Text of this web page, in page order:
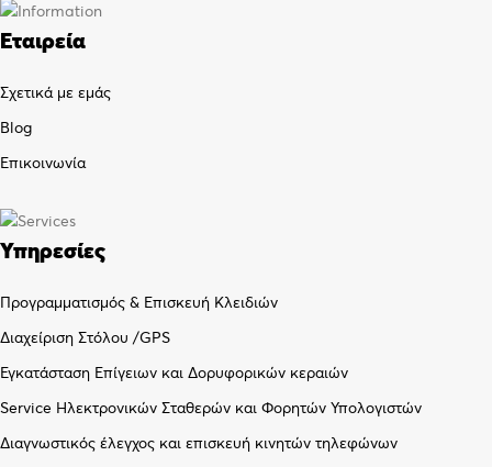
Εταιρεία
Σχετικά με εμάς
Blog
Επικοινωνία
Υπηρεσίες
Προγραμματισμός & Επισκευή Κλειδιών
Διαχείριση Στόλου /GPS
Εγκατάσταση Επίγειων και Δορυφορικών κεραιών
Service Ηλεκτρονικών Σταθερών και Φορητών Υπολογιστών
Διαγνωστικός έλεγχος και επισκευή κινητών τηλεφώνων